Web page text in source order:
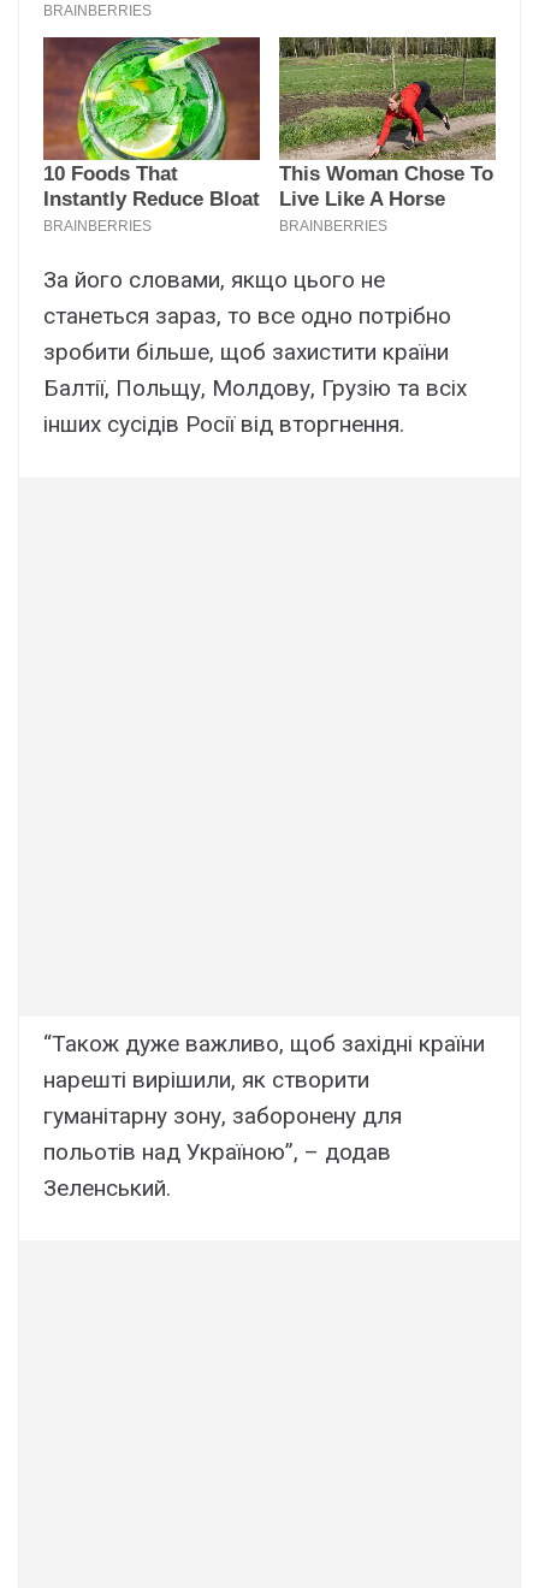
За його словами, якщо цього не
станеться зараз, то все одно потрібно
зробити більше, щоб захистити країни
Балтії, Польщу, Молдову, Грузію та всіх
інших сусідів Росії від вторгнення.
“Також дуже важливо, щоб західні країни
нарешті вирішили, як створити
гуманітарну зону, заборонену для
польотів над Україною”, – додав
Зеленський.